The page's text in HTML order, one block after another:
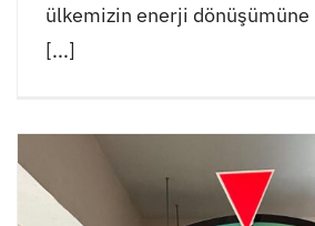
ülkemizin enerji dönüşümüne
[...]